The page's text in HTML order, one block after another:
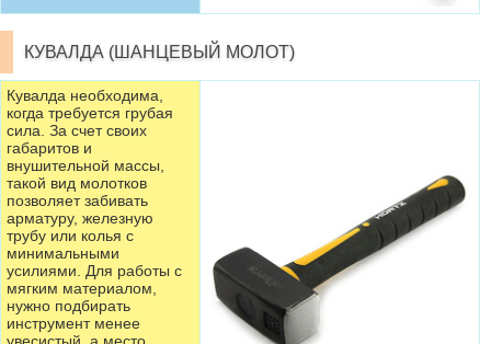
КУВАЛДА (ШАНЦЕВЫЙ МОЛОТ)
Кувалда необходима,
когда требуется грубая
сила. За счет своих
габаритов и
внушительной массы,
такой вид молотков
позволяет забивать
арматуру, железную
трубу или колья с
минимальными
усилиями. Для работы с
мягким материалом,
нужно подбирать
инструмент менее